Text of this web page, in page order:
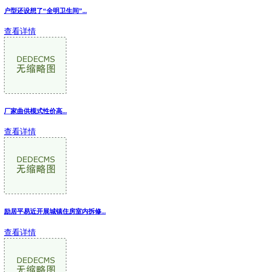
户型还设想了“全明卫生间”...
查看详情
厂家曲供模式性价高...
查看详情
励居平易近开展城镇住房室内拆修...
查看详情